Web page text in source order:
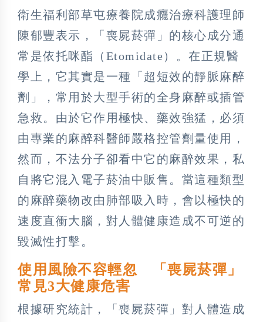
衛生福利部草屯療養院成癮治療科護理師
陳郁豐表示，「喪屍菸彈」的核心成分通
常是依托咪酯（Etomidate）。在正規醫
學上，它其實是一種「超短效的靜脈麻醉
劑」，常用於大型手術的全身麻醉或插管
急救。由於它作用極快、藥效強猛，必須
由專業的麻醉科醫師嚴格控管劑量使用，
然而，不法分子卻看中它的麻醉效果，私
自將它混入電子菸油中販售。當這種類型
的麻醉藥物改由肺部吸入時，會以極快的
速度直衝大腦，對人體健康造成不可逆的
毀滅性打擊。
使用風險不容輕忽 「喪屍菸彈」
常見3大健康危害
根據研究統計，「喪屍菸彈」對人體造成